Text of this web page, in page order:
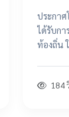
แทน
กรรม
ประกาศ
ได้รับก
ท้องถิ่น
184